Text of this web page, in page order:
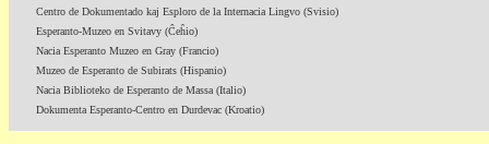
Centro de Dokumentado kaj Esploro de la Internacia Lingvo (Svisio)
Esperanto-Muzeo en Svitavy (Ĉeĥio)
Nacia Esperanto Muzeo en Gray (Francio)
Muzeo de Esperanto de Subirats (Hispanio)
Nacia Biblioteko de Esperanto de Massa (Italio)
Dokumenta Esperanto-Centro en Durdevac (Kroatio)